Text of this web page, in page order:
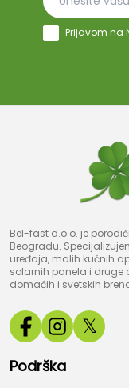
Prijavom na
Bel-fast d.o.o. je
Beogradu.
uređaja, malih kućnih
solarnih panela i druge
domaćih i svetskih
𝕏
Podrška